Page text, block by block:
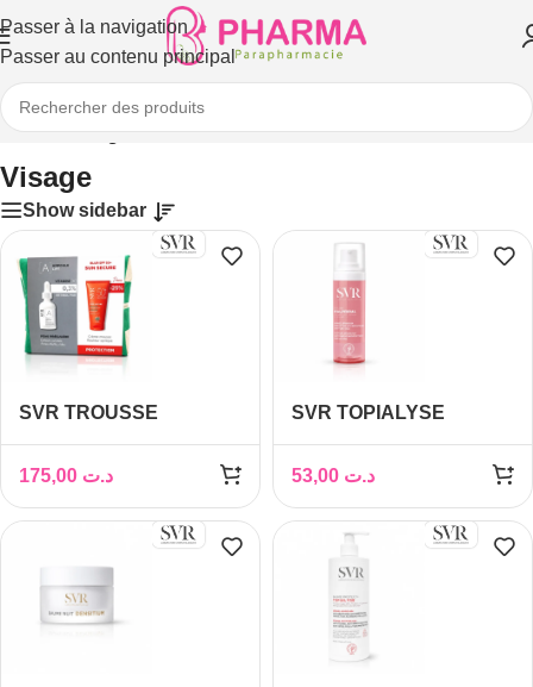
Passer à la navigation
Passer au contenu principal
Accueil/Visage
Visage
Show sidebar
SVR TROUSSE
BLUR 25%
د.ت
SVR TOPIALYSE
30ML
د.ت